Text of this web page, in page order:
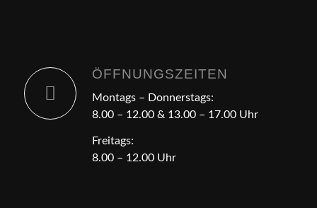
ÖFFNUNGSZEITEN
Montags – Donnerstags:
8.00 – 12.00 & 13.00 – 17.00 Uhr
Freitags:
8.00 – 12.00 Uhr